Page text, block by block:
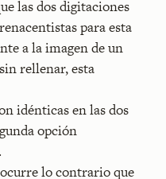
las dos digitaciones
para esta
a la imagen de un
rellenar, esta
idénticas en las dos
opción
ocurre lo contrario que